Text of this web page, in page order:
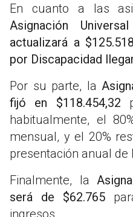
En cuanto a las
Asignación
actualizará a $125.518
por Discapacidad
Por su parte, la
fijó en $118.454,32
habitualmente, el
mensual, y el 20%
presentación anual de
Finalmente, la
será de $62.765
ingresos.